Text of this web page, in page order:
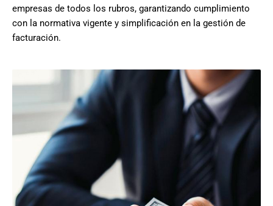
empresas de todos los rubros, garantizando cumplimiento
con la normativa vigente y simplificación en la gestión de
facturación.